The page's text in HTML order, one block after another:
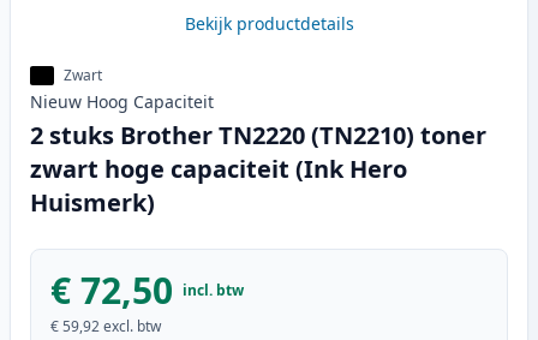
Bekijk productdetails
Zwart
Nieuw Hoog Capaciteit
2 stuks Brother TN2220 (TN2210) toner
zwart hoge capaciteit (Ink Hero
Huismerk)
€ 72,50 incl. btw
€ 59,92excl. btw